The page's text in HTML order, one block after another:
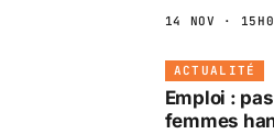
14 NOV ·
ACTUALITÉ
Emploi :
femmes